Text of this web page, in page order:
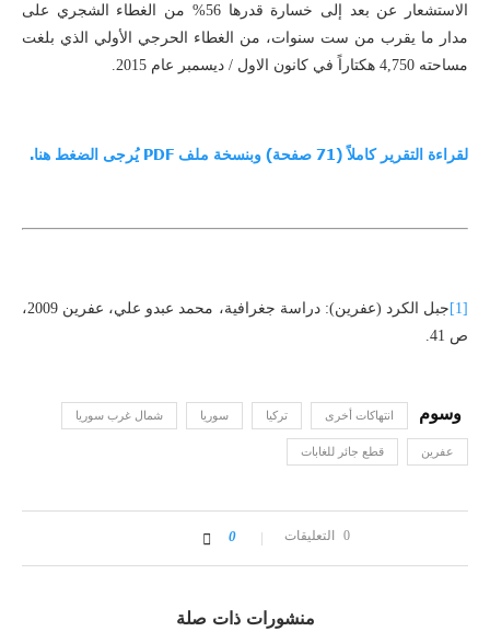
الاستشعار عن بعد إلى خسارة قدرها 56% من الغطاء الشجري على
مدار ما يقرب من ست سنوات، من الغطاء الحرجي الأولي الذي بلغت
مساحته 4,750 هكتاراً في كانون الاول / ديسمبر عام 2015.
لقراءة التقرير كاملاً (71 صفحة) وبنسخة ملف PDF يُرجى الضغط هنا.
[1]
جبل الكرد (عفرين): دراسة جغرافية، محمد عبدو علي، عفرين 2009،
ص 41.
انتهاكات أخرى تركيا سوريا شمال غرب سوريا
عفرين قطع جائر للغابات
0 التعليقات 0
منشورات ذات صلة